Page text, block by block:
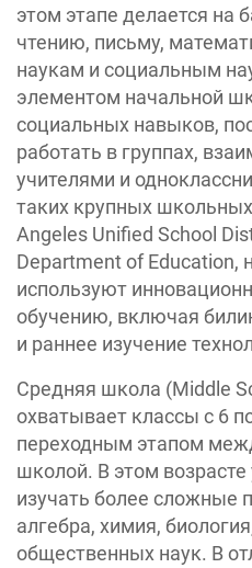
этом этапе делается на
чтению, письму,
наукам и социальным
элементом начальной
социальных навыков,
работать в группах,
учителями и
таких крупных
Angeles Unified School
Department of
используют
обучению, включая
и раннее изучение
Средняя школа (Middle
охватывает классы с 6
переходным этапом
школой. В этом
изучать более сложные
алгебра, химия,
общественных наук. В